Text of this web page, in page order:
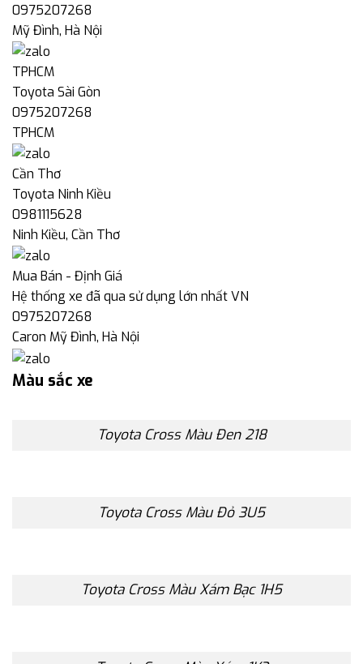
0975207268
Mỹ Đình, Hà Nội
TPHCM
Toyota Sài Gòn
0975207268
TPHCM
Cần Thơ
Toyota Ninh Kiều
0981115628
Ninh Kiều, Cần Thơ
Mua Bán - Định Giá
Hệ thống xe đã qua sử dụng lớn nhất VN
0975207268
Caron Mỹ Đình, Hà Nội
Màu sắc xe
Toyota Cross Màu Đen 218
Toyota Cross Màu Đỏ 3U5
Toyota Cross Màu Xám Bạc 1H5